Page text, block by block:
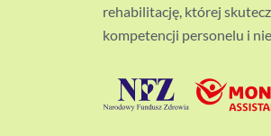
rehabilitację, której
kompetencji personelu i